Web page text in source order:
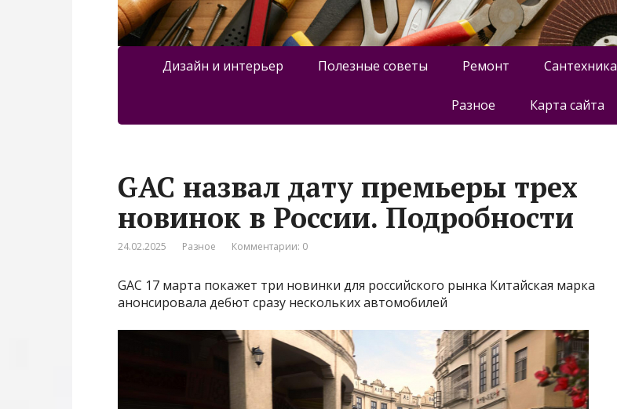
Дизайн и интерьер Полезные советы Ремонт Сантехника
Разное Карта сайта
GAC назвал дату премьеры трех
новинок в России. Подробности
24.02.2025 Разное Комментарии: 0
GAC 17 марта покажет три новинки для российского рынка Китайская марка
анонсировала дебют сразу нескольких автомобилей